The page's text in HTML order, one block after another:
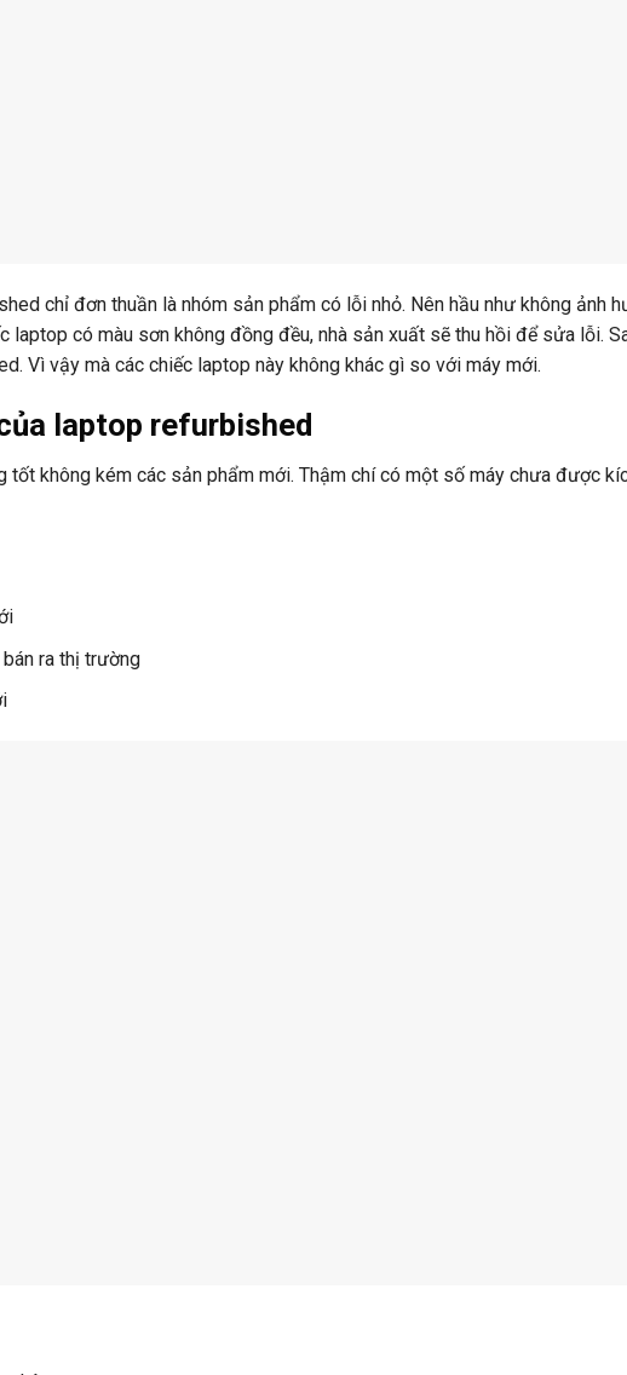
chỉ đơn thuần là nhóm sản phẩm có lỗi nhỏ. Nên hầu như không ảnh
laptop có màu sơn không đồng đều, nhà sản xuất sẽ thu hồi để sửa lỗi.
Vì vậy mà các chiếc laptop này không khác gì so với máy mới.
laptop refurbished
không kém các sản phẩm mới. Thậm chí có một số máy chưa được
ra thị trường